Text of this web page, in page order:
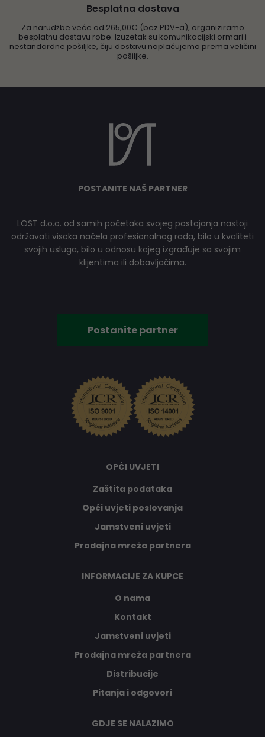
Besplatna dostava
Za narudžbe veće od 265,00€ (bez PDV-a), organiziramo
besplatnu dostavu robe. Izuzetak su komunikacijski ormari i
nestandardne pošiljke, čiju dostavu naplaćujemo prema veličini
pošiljke.
POSTANITE NAŠ PARTNER
LOST d.o.o. od samih početaka svojeg postojanja nastoji
održavati visoka načela profesionalnog rada, bilo u kvaliteti
svojih usluga, bilo u odnosu kojeg izgrađuje sa svojim
klijentima ili dobavljačima.
Postanite partner
OPĆI UVJETI
Zaštita podataka
Opći uvjeti poslovanja
Jamstveni uvjeti
Prodajna mreža partnera
INFORMACIJE ZA KUPCE
O nama
Kontakt
Jamstveni uvjeti
Prodajna mreža partnera
Distribucije
Pitanja i odgovori
GDJE SE NALAZIMO